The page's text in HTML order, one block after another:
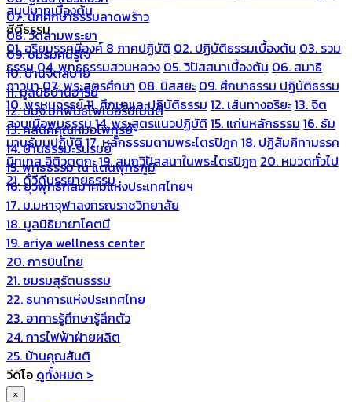
สมุปบาทเบื้องต้น
ซีดีธรรม
01. อริยมรรคมีองค์ 8 ภาคปฏิบัติ 02. ปฏิบัติธรรมเบื้องต้น 03. รวม
ธรรม04. พุทธธรรมสวนหลวง 05. วิปัสสนาเบื้องต้น 06. สมาธิ
ภาวนา07. พระสูตรศึกษา 08. นิสสยะ 09. ศึกษาธรรม ปฏิบัติธรรม
10. พรหมจรรย์11. ศึกษาและปฏิบัติธรรม 12. เส้นทางอริยะ13. จิต
สงบเมื่อพบธรรม14. พระสูตรแนวปฏิบัติ 15. แก่นหลักธรรม 16. ธัม
มานุธัมมปฏิบัติ17. หลักธรรมตามพระไตรปิฎก 18. ปฏิสัมภิทามรรค
นิทเทส อิติวุตตกะ19. สมถวิปัสสนาในพระไตรปิฎก 20. หมวดทั่วไป
21. ดีวีดีบรรยายธรรม
07. นักศึกษาธรรมลาดพร้าว
08. วัดสามพระยา
09. ชมรมคนรู้ใจ
10. บ้านจิตสบาย
11. มูลนิธิบ้านอารีย์
12. บมจ.มหพันธ์ไฟเบอร์ซีเมนต์
13. คลีนิคคุณหมอไพทูรย์
14. บ้านธรรมะรื่นรมย์
15. พุทธธรรม ณ แดนพุทธภูมิ
16. ยุวพุทธิกสมาคมแห่งประเทศไทยฯ
17. ม.มหาจุฬาลงกรณราชวิทยาลัย
18. มูลนิธิมายาโคตมี
19. ariya wellness center
20. การบินไทย
21. ชมรมสุรัตนธรรม
22. ธนาคารแห่งประเทศไทย
23. อาคารรู้ศึกษารู้สึกตัว
24. การไฟฟ้าฝ่ายผลิต
25. บ้านคุณสันติ
วีดีโอ ดูทั้งหมด >
×